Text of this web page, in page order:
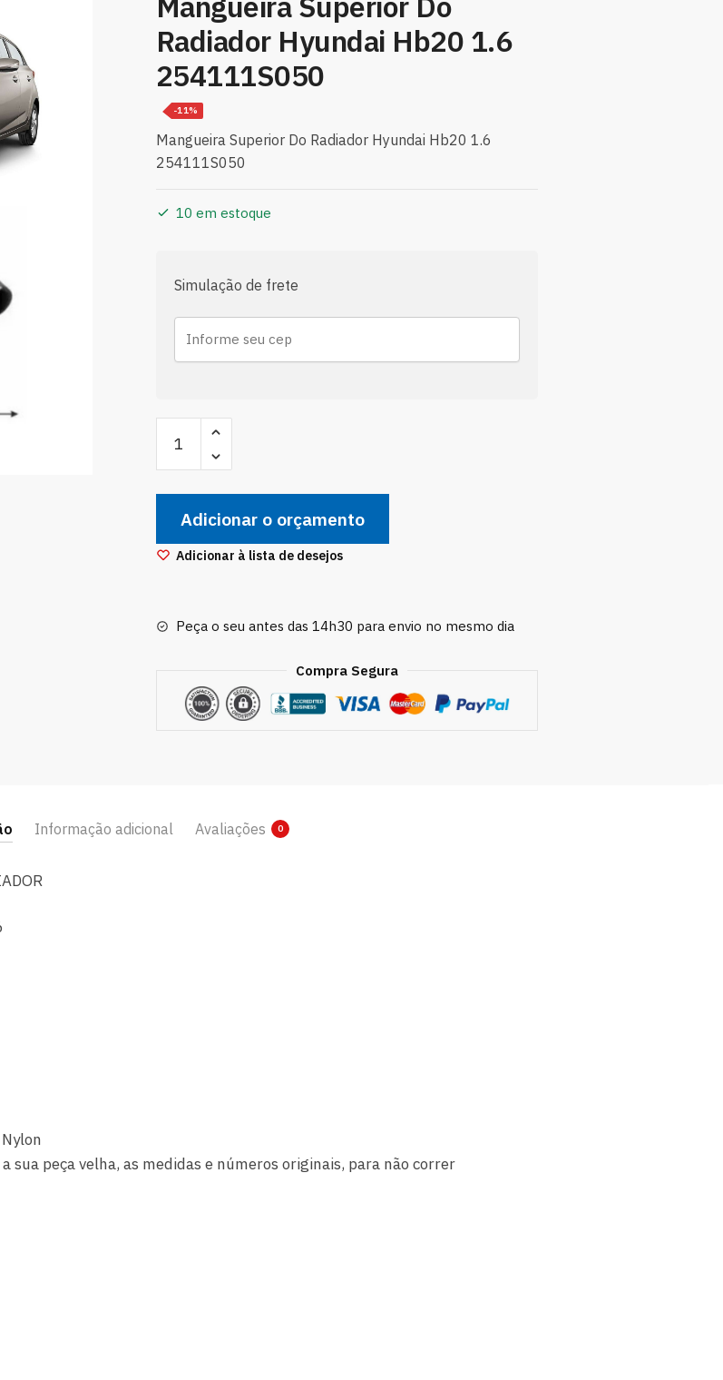
Radiador Hyundai Hb20 1.6
254111S050
-11%
Mangueira Superior Do Radiador Hyundai Hb20 1.6
254111S050
10 em estoque
Simulação de frete
Mangueira
Superior
Do
Radiador
Hyundai
Hb20
1.6
Adicionar o orçamento
Adicionar à lista de desejos
Peça o seu antes das 14h30 para envio no mesmo dia
Compra Segura
Informação adicional Avaliações 0
peça velha, as medidas e números originais, para não correr